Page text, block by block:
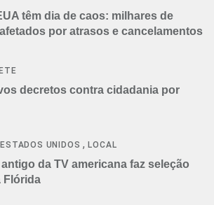
têm dia de caos: milhares de
por atrasos e cancelamentos
decretos contra cidadania por
ESTADOS UNIDOS ,LOCAL
da TV americana faz seleção
Flórida